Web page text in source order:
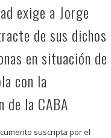
exige a Jorge
de sus dichos
en situación de
con la
de la CABA
suscripta por el